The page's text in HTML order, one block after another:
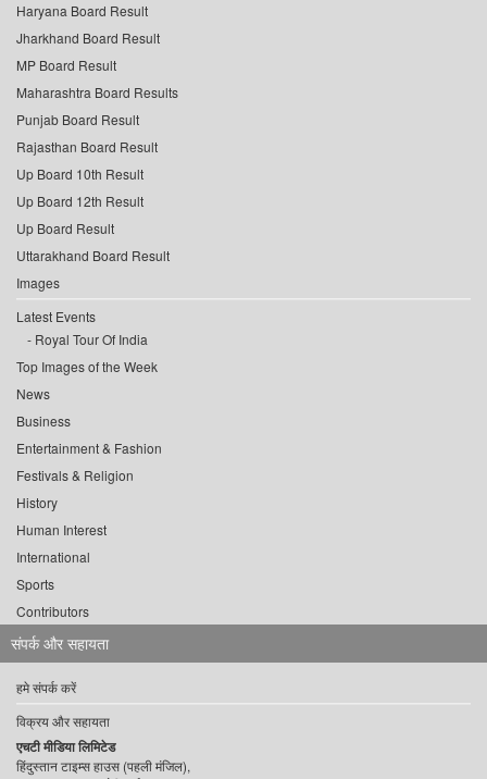
Haryana Board Result
Jharkhand Board Result
MP Board Result
Maharashtra Board Results
Punjab Board Result
Rajasthan Board Result
Up Board 10th Result
Up Board 12th Result
Up Board Result
Uttarakhand Board Result
Images
Latest Events
Royal Tour Of India
Top Images of the Week
News
Business
Entertainment & Fashion
Festivals & Religion
History
Human Interest
International
Sports
Contributors
संपर्क और सहायता
हमे संपर्क करें
विक्रय और सहायता
एचटी मीडिया लिमिटेड
हिंदुस्तान टाइम्स हाउस (पहली मंजिल),